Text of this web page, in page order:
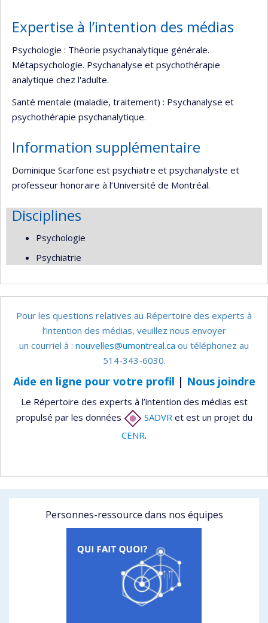
Expertise à l’intention des médias
Psychologie : Théorie psychanalytique générale.
Métapsychologie. Psychanalyse et psychothérapie
analytique chez l'adulte.
Santé mentale (maladie, traitement) : Psychanalyse et
psychothérapie psychanalytique.
Information supplémentaire
Dominique Scarfone est psychiatre et psychanalyste et
professeur honoraire à l’Université de Montréal.
Disciplines
Psychologie
Psychiatrie
Pour les questions relatives au Répertoire des experts à
l’intention des médias, veuillez nous envoyer
un courriel à : nouvelles@umontreal.ca ou téléphonez au
514-343-6030.
Aide en ligne pour votre profil | Nous joindre
Le Répertoire des experts à l’intention des médias est
propulsé par les données
SADVRet est un projet du
CENR.
Personnes-ressource dans nos équipes